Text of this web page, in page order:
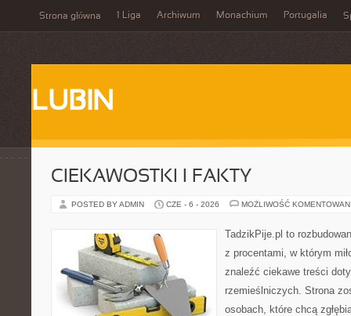
Strona główna 1 Liga Archiwum Monachium Portugalia
LUBIN
CIEKAWOSTKI I FAKTY
POSTED BY ADMIN CZE - 6 - 2026 MOŻLIWOŚĆ
TadzikPije.pl to
z procentami, w którym
znaleźć ciekawe treści
rzemieślniczych. Strona
osobach, które chcą